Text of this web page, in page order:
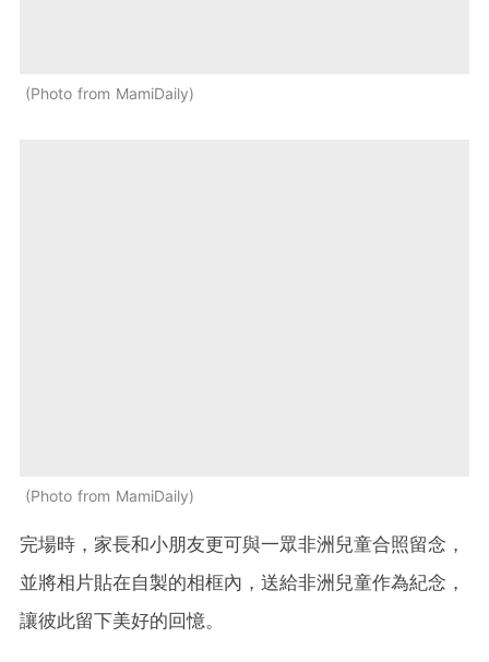
Photo from MamiDaily
Photo from MamiDaily
完場時，家長和小朋友更可與一眾非洲兒童合照留念，
並將相片貼在自製的相框內，送給非洲兒童作為紀念，
讓彼此留下美好的回憶。